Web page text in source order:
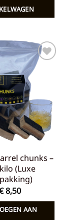
Toevoegen
aan
verlanglijst
chunks –
(Luxe
8,50
AAN